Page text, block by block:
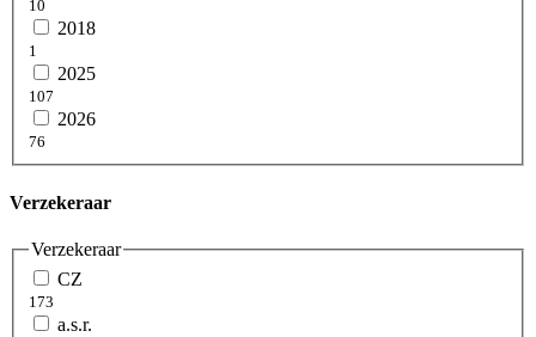
10
2018
1
2025
107
2026
76
Verzekeraar
Verzekeraar
CZ
173
a.s.r.